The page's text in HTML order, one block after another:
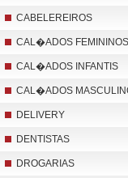
CABELEREIROS
CAL�ADOS FEMININOS
CAL�ADOS INFANTIS
CAL�ADOS
DELIVERY
DENTISTAS
DROGARIAS